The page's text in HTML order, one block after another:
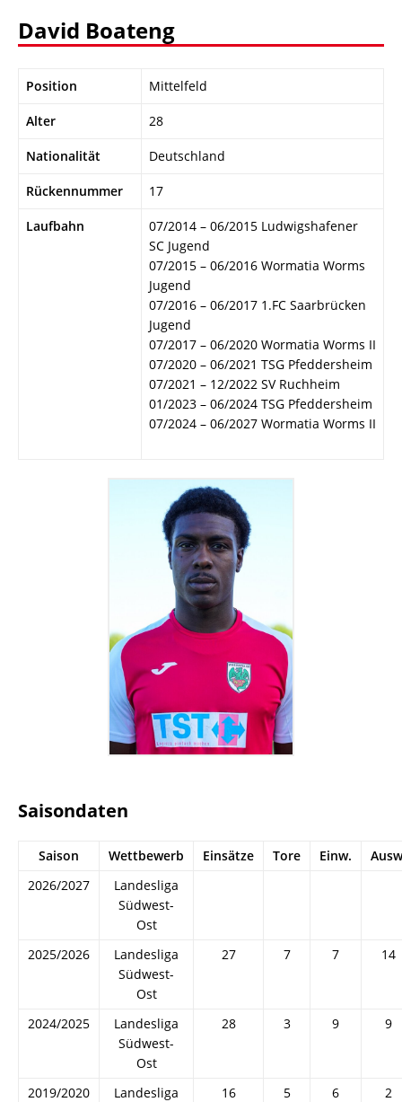
David Boateng
Position Mittelfeld
Alter 28
Nationalität Deutschland
Rückennummer 17
Laufbahn
07/2014 – 06/2015 Ludwigshafener
SC Jugend
07/2015 – 06/2016 Wormatia Worms
Jugend
07/2016 – 06/2017 1.FC Saarbrücken
Jugend
07/2017 – 06/2020 Wormatia Worms II
07/2020 – 06/2021 TSG Pfeddersheim
07/2021 – 12/2022 SV Ruchheim
01/2023 – 06/2024 TSG Pfeddersheim
07/2024 – 06/2027 Wormatia Worms II
Saisondaten
Saison Wettbewerb Einsätze Tore Einw.
2026/2027
Landesliga
Südwest-
Ost
2025/2026
Landesliga
Südwest-
Ost
27 7 7 14
2024/2025
Landesliga
Südwest-
Ost
28 3 9 9
2019/2020
Landesliga
16 5 6 2